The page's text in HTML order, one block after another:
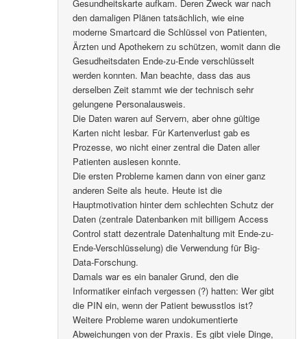
Gesundheitskarte aufkam. Deren Zweck war nach
den damaligen Plänen tatsächlich, wie eine
moderne Smartcard die Schlüssel von Patienten,
Ärzten und Apothekern zu schützen, womit dann die
Gesudheitsdaten Ende-zu-Ende verschlüsselt
werden konnten. Man beachte, dass das aus
derselben Zeit stammt wie der technisch sehr
gelungene Personalausweis.
Die Daten waren auf Servern, aber ohne gültige
Karten nicht lesbar. Für Kartenverlust gab es
Prozesse, wo nicht einer zentral die Daten aller
Patienten auslesen konnte.
Die ersten Probleme kamen dann von einer ganz
anderen Seite als heute. Heute ist die
Hauptmotivation hinter dem schlechten Schutz der
Daten (zentrale Datenbanken mit billigem Access
Control statt dezentrale Datenhaltung mit Ende-zu-
Ende-Verschlüsselung) die Verwendung für Big-
Data-Forschung.
Damals war es ein banaler Grund, den die
Informatiker einfach vergessen (?) hatten: Wer gibt
die PIN ein, wenn der Patient bewusstlos ist?
Weitere Probleme waren undokumentierte
Abweichungen von der Praxis. Es gibt viele Dinge,